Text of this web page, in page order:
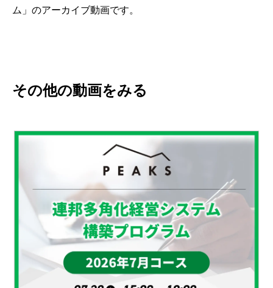
ム」のアーカイブ動画です。
その他の動画をみる